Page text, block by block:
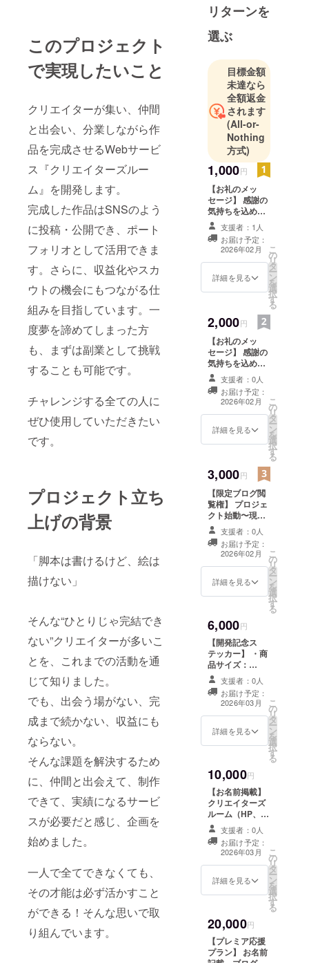
このプロジェクト
で実現したいこと
クリエイターが集い、仲間
と出会い、分業しながら作
品を完成させるWebサービ
ス『クリエイターズルー
ム』を開発します。
完成した作品はSNSのよう
に投稿・公開でき、ポート
フォリオとして活用できま
す。さらに、収益化やスカ
ウトの機会にもつながる仕
組みを目指しています。一
度夢を諦めてしまった方
も、まずは副業として挑戦
することも可能です。
チャレンジする全ての人に
ぜひ使用していただきたい
です。
プロジェクト立ち
上げの背景
「脚本は書けるけど、絵は
描けない」
そんな“ひとりじゃ完結でき
ない”クリエイターが多いこ
とを、これまでの活動を通
じて知りました。
でも、出会う場がない、完
成まで続かない、収益にも
ならない。
そんな課題を解決するため
に、仲間と出会えて、制作
できて、実績になるサービ
スが必要だと感じ、企画を
始めました。
一人で全てできなくても、
その才能は必ず活かすこと
ができる！そんな思いで取
り組んでいます。
リターンを
選ぶ
目標金額
未達なら
全額返金
されます
(All-or-
Nothing
方式)
1,000円
【お礼のメッ
セージ】 感謝の
気持ちを込め
て、お礼のメッ
セージをお送り
します。 ※この
リターンは2000
円のリターンと
同じ内容になり
支援者：1人
お届け予定：
2026年02月
詳細を見る
こ
の
リ
タ
ー
ン
を
選
択
す
る
2,000円
【お礼のメッ
セージ】 感謝の
気持ちを込め
て、お礼のメッ
セージをお送り
します。 ※この
リターンは2000
円のリターンと
同じ内容になり
支援者：0人
お届け予定：
2026年02月
詳細を見る
こ
の
リ
タ
ー
ン
を
選
択
す
る
3,000円
【限定ブログ閲
覧権】 プロジェ
クト始動〜現在
に至るまでの間
・ブログの閲覧
可能期間：2026
年2月〜ブログが
ある限り ・ブロ
グの提供方法：
支援者：0人
お届け予定：
2026年02月
詳細を見る
こ
の
リ
タ
ー
ン
を
選
択
す
る
6,000円
【開発記念ス
テッカー】 ・商
品サイズ：
10cm×10cm(想
定) 支援者：0人
お届け予定：
2026年03月
詳細を見る
こ
の
リ
タ
ー
ン
を
選
択
す
る
10,000円
【お名前掲載】
クリエイターズ
ルーム（HP、
WEBサイト、公
式SNSのどれ
か）に、支援者
様のお名前
（ニックネー
ム）を掲載しま
まで(予定） ・掲
載方法：文字の
み、ロゴ／バ
ナーの掲載は不
支援者：0人
お届け予定：
2026年03月
詳細を見る
こ
の
リ
タ
ー
ン
を
選
択
す
る
20,000円
【プレミア応援
プラン】 お名前